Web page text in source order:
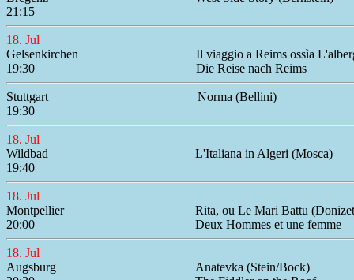
21:15
18. Jul
Gelsenkirchen
Il viaggio a Reims ossìa
19:30
Die Reise nach Reims
Stuttgart
Norma (Bellini)
19:30
18. Jul
Wildbad
L'Italiana in Algeri (Mosca)
19:40
18. Jul
Montpellier
Rita, ou Le Mari Battu
20:00
Deux Hommes et une femme
18. Jul
Augsburg
Anatevka (Stein/Bock)